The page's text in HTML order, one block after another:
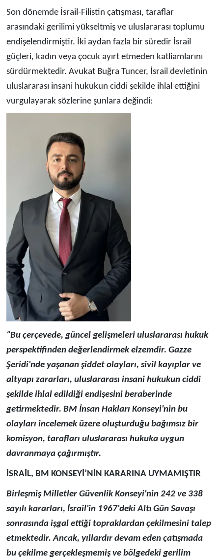
Son dönemde İsrail-Filistin çatışması, taraflar
arasındaki gerilimi yükseltmiş ve uluslararası toplumu
endişelendirmiştir. İki aydan fazla bir süredir İsrail
güçleri, kadın veya çocuk ayırt etmeden katliamlarını
sürdürmektedir. Avukat Buğra Tuncer, İsrail devletinin
uluslararası insani hukukun ciddi şekilde ihlal ettiğini
vurgulayarak sözlerine şunlara değindi:
“Bu çerçevede, güncel gelişmeleri uluslararası hukuk
perspektifinden değerlendirmek elzemdir. Gazze
Şeridi'nde yaşanan şiddet olayları, sivil kayıplar ve
altyapı zararları, uluslararası insani hukukun ciddi
şekilde ihlal edildiği endişesini beraberinde
getirmektedir. BM İnsan Hakları Konseyi'nin bu
olayları incelemek üzere oluşturduğu bağımsız bir
komisyon, tarafları uluslararası hukuka uygun
davranmaya çağırmıştır.
İSRAİL, BM KONSEYİ’NİN KARARINA UYMAMIŞTIR
Birleşmiş Milletler Güvenlik Konseyi'nin 242 ve 338
sayılı kararları, İsrail'in 1967'deki Altı Gün Savaşı
sonrasında işgal ettiği topraklardan çekilmesini talep
etmektedir. Ancak, yıllardır devam eden çatışmada
bu çekilme gerçekleşmemiş ve bölgedeki gerilim